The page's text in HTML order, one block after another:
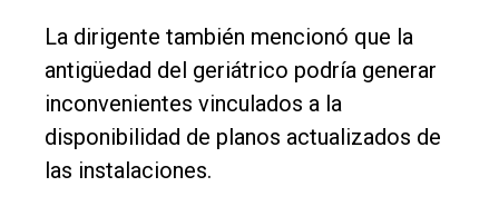
La dirigente también mencionó que la
antigüedad del geriátrico podría generar
inconvenientes vinculados a la
disponibilidad de planos actualizados de
las instalaciones.